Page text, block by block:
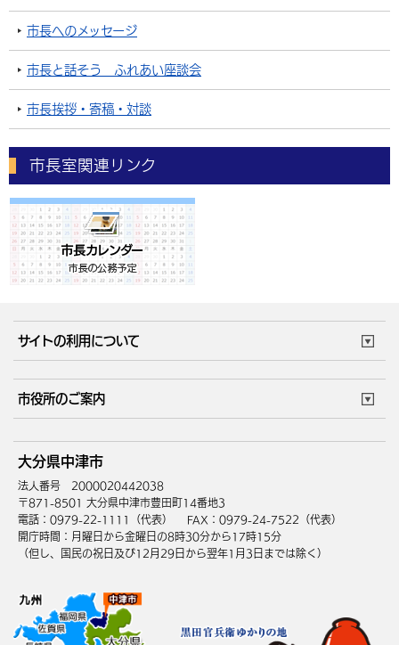
市長へのメッセージ
市長と話そう ふれあい座談会
市長挨拶・寄稿・対談
市長室関連リンク
サイトの利用について
サイトマップ
市役所のご案内
庁舎地図 組織案内
中津市へのアクセス
大分県中津市
法人番号 2000020442038
〒871-8501 大分県中津市豊田町14番地3
電話：0979-22-1111（代表）
FAX：0979-24-7522（代表）
開庁時間：月曜日から金曜日の8時30分から17時15分
（但し、国民の祝日及び12月29日から翌年1月3日までは除く）